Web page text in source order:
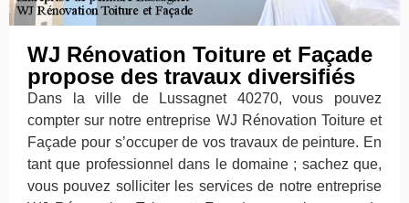
WJ Rénovation Toiture et Façade
propose des travaux diversifiés
Dans la ville de Lussagnet 40270, vous pouvez
compter sur notre entreprise WJ Rénovation Toiture et
Façade pour s’occuper de vos travaux de peinture. En
tant que professionnel dans le domaine ; sachez que,
vous pouvez solliciter les services de notre entreprise